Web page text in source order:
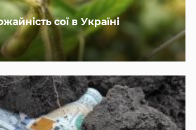
сої в Україні